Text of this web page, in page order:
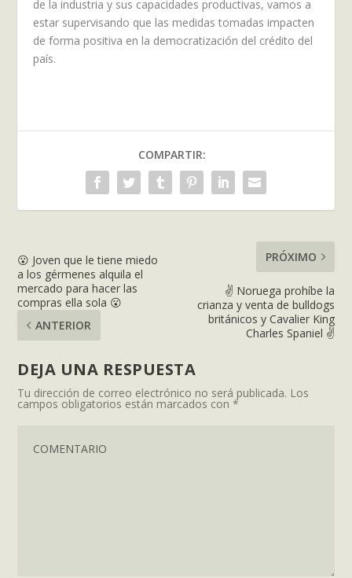
de la industria y sus capacidades productivas, vamos a
estar supervisando que las medidas tomadas impacten
de forma positiva en la democratización del crédito del
país.
COMPARTIR:
😮 Joven que le tiene miedo
a los gérmenes alquila el
mercado para hacer las
compras ella sola 😮
ANTERIOR
PRÓXIMO
✌️ Noruega prohíbe la
crianza y venta de bulldogs
británicos y Cavalier King
Charles Spaniel ✌️
DEJA UNA RESPUESTA
Tu dirección de correo electrónico no será publicada. Los
campos obligatorios están marcados con*